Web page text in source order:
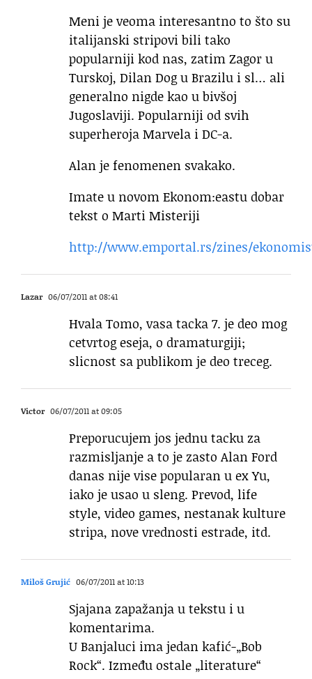
Meni je veoma interesantno to što su
italijanski stripovi bili tako
popularniji kod nas, zatim Zagor u
Turskoj, Dilan Dog u Brazilu i sl… ali
generalno nigde kao u bivšoj
Jugoslaviji. Popularniji od svih
superheroja Marvela i DC-a.
Alan je fenomenen svakako.
Imate u novom Ekonom:eastu dobar
tekst o Marti Misteriji
http://www.emportal.rs/zines/
Lazar 06/07/2011 at 08:41
Hvala Tomo, vasa tacka 7. je deo mog
cetvrtog eseja, o dramaturgiji;
slicnost sa publikom je deo treceg.
Victor 06/07/2011 at 09:05
Preporucujem jos jednu tacku za
razmisljanje a to je zasto Alan Ford
danas nije vise popularan u ex Yu,
iako je usao u sleng. Prevod, life
style, video games, nestanak kulture
stripa, nove vrednosti estrade, itd.
Miloš Grujić 06/07/2011 at 10:13
Sjajana zapažanja u tekstu i u
komentarima.
U Banjaluci ima jedan kafić-„Bob
Rock“. Između ostale „literature“